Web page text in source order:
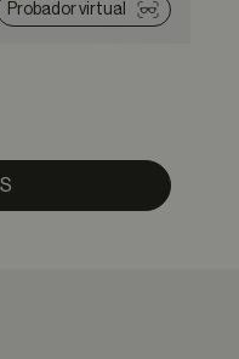
Probador virtual